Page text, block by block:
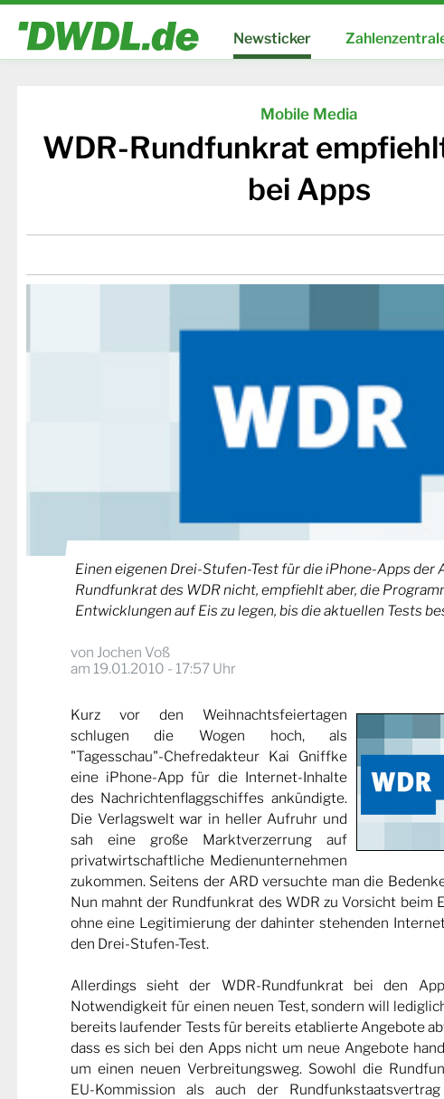
Newsticker
Mobile Media
WDR-Rundfunkrat
bei Apps
Einen eigenen Drei-Stufen-Test für die iPhone-Apps der
Rundfunkrat des WDR nicht, empfiehlt aber, die
Entwicklungen auf Eis zu legen, bis die aktuellen Tests
von Jochen Voß
am 19.01.2010 - 17:57 Uhr
Kurz vor den Weihnachtsfeiertagen
schlugen die Wogen hoch, als
"Tagesschau"-Chefredakteur Kai Gniffke
eine iPhone-App für die Internet-Inhalte
des Nachrichtenflaggschiffes ankündigte.
Die Verlagswelt war in heller Aufruhr und
sah eine große Marktverzerrung auf
privatwirtschaftliche Medienunternehmen
zukommen. Seitens der ARD versuchte man die
Nun mahnt der Rundfunkrat des WDR zu Vorsicht beim
ohne eine Legitimierung der dahinter stehenden
den Drei-Stufen-Test.
Allerdings sieht der WDR-Rundfunkrat bei den
Notwendigkeit für einen neuen Test, sondern will
bereits laufender Tests für bereits etablierte Angebote
dass es sich bei den Apps nicht um neue Angebote
um einen neuen Verbreitungsweg. Sowohl die
EU-Kommission als auch der